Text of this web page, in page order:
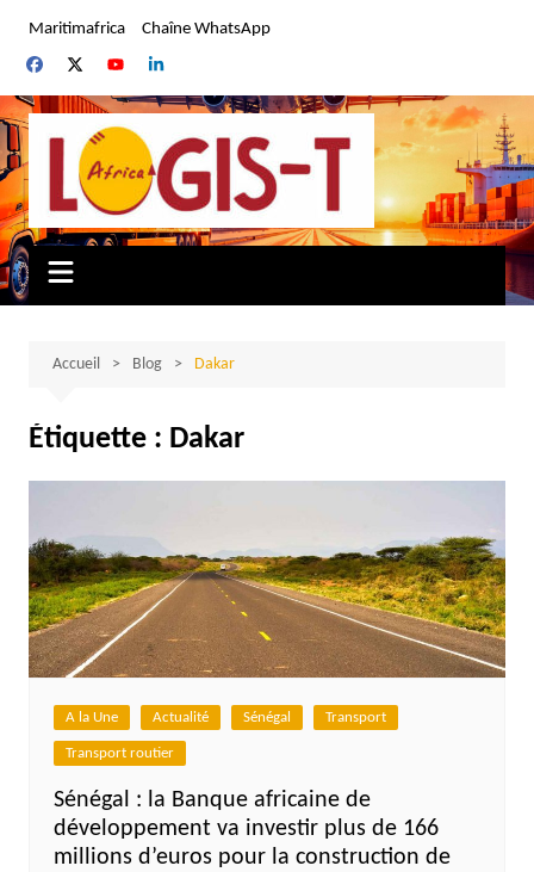
contenu
Maritimafrica Chaîne WhatsApp
Accueil Blog Dakar
Étiquette : Dakar
A la Une Actualité Sénégal Transport
Transport routier
Sénégal : la Banque africaine de
développement va investir plus de 166
millions d’euros pour la construction de